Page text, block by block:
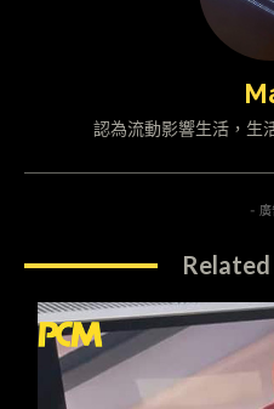
認為流動影響生活，生
- 廣